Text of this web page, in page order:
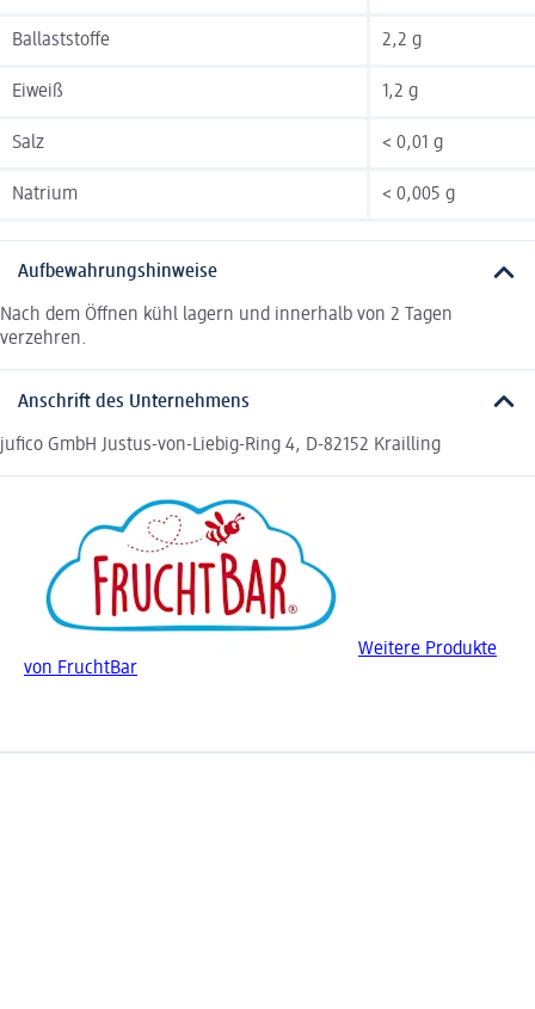
Ballaststoffe 2,2 g
Eiweiß 1,2 g
Salz < 0,01 g
Natrium < 0,005 g
Aufbewahrungshinweise
Nach dem Öffnen kühl lagern und innerhalb von 2 Tagen
verzehren.
Anschrift des Unternehmens
jufico GmbH Justus-von-Liebig-Ring 4, D-82152 Krailling
Weitere Produkte
von FruchtBar